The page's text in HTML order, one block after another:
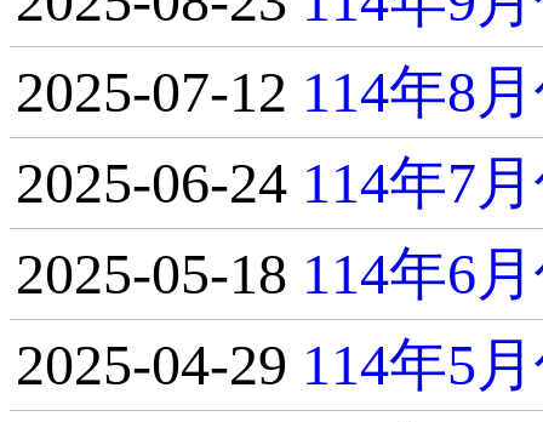
2025-07-12 114年8
2025-06-24 114年7
2025-05-18 114年6
2025-04-29 114年5